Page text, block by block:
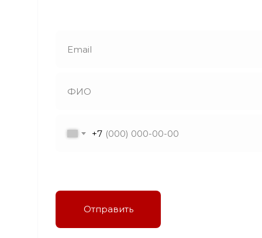
+7
Отправить